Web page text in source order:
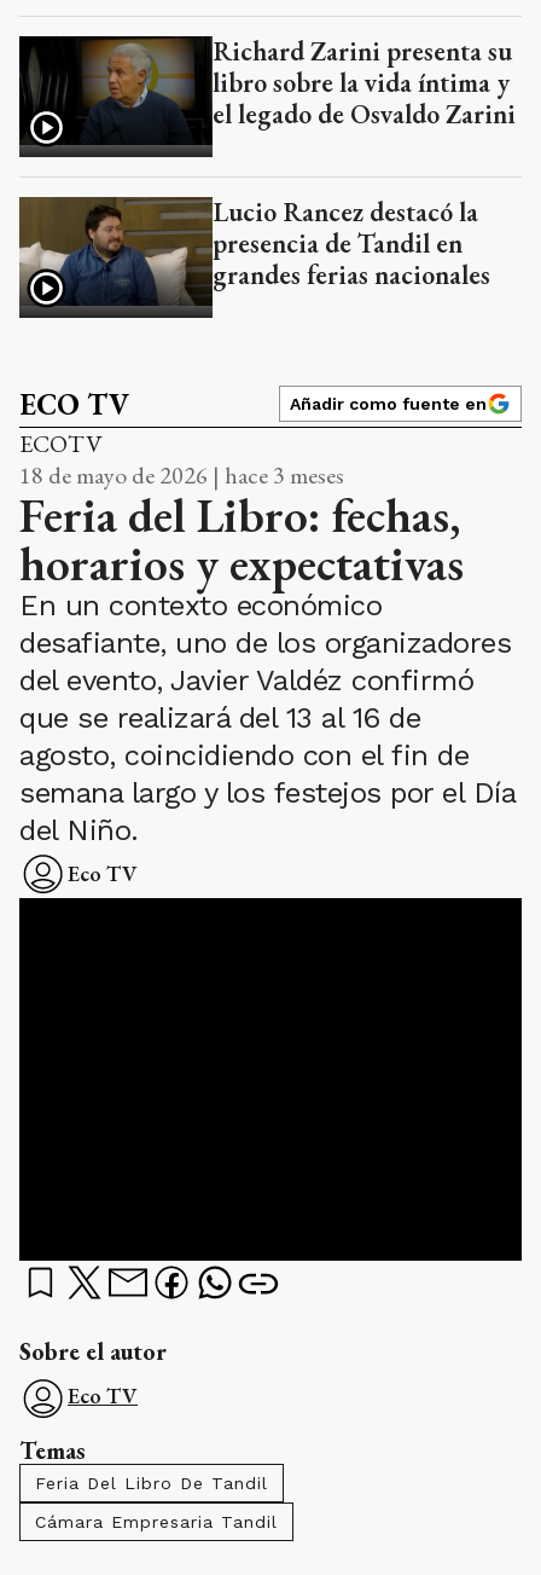
Richard Zarini presenta su
libro sobre la vida íntima y
el legado de Osvaldo Zarini
Lucio Rancez destacó la
presencia de Tandil en
grandes ferias nacionales
ECO TV Añadir como fuente en
ECOTV
18 de mayo de 2026 | hace 3 meses
Feria del Libro: fechas,
horarios y expectativas
En un contexto económico
desafiante, uno de los organizadores
del evento, Javier Valdéz confirmó
que se realizará del 13 al 16 de
agosto, coincidiendo con el fin de
semana largo y los festejos por el Día
del Niño.
Eco TV
Sobre el autor
Eco TV
Temas
Feria Del Libro De Tandil
Cámara Empresaria Tandil